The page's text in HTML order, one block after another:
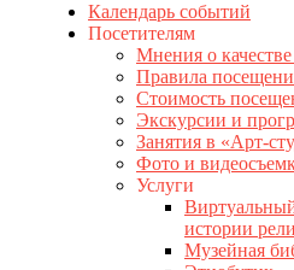
Календарь событий
Посетителям
Мнения о
Правила
Стоимость
Экскурсии и
Занятия в «Арт-
Фото и
Услуги
истории
Музейная